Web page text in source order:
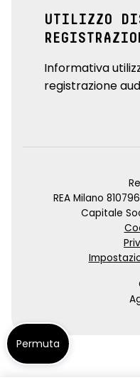
UTILIZZO
Informativa
registrazione
REA Milano
Capitale
Permuta